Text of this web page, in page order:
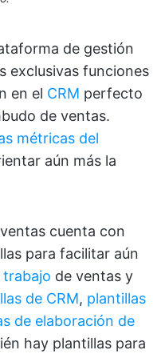
de gestión
exclusivas funciones
en el CRM perfecto
de ventas.
métricas del
aún más la
cuenta con
para facilitar aún
de ventas y
de CRM, plantillas
de elaboración de
hay plantillas para